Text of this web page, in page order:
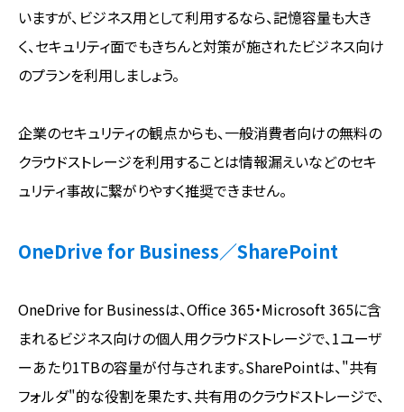
いますが、ビジネス用として利用するなら、記憶容量も大き
く、セキュリティ面でもきちんと対策が施されたビジネス向け
のプランを利用しましょう。
企業のセキュリティの観点からも、一般消費者向けの無料の
クラウドストレージを利用することは情報漏えいなどのセキ
ュリティ事故に繋がりやすく推奨できません。
OneDrive for Business／SharePoint
OneDrive for Businessは、Office 365・Microsoft 365に含
まれるビジネス向けの個人用クラウドストレージで、1ユーザ
ーあたり1TBの容量が付与されます。SharePointは、"共有
フォルダ"的な役割を果たす、共有用のクラウドストレージで、